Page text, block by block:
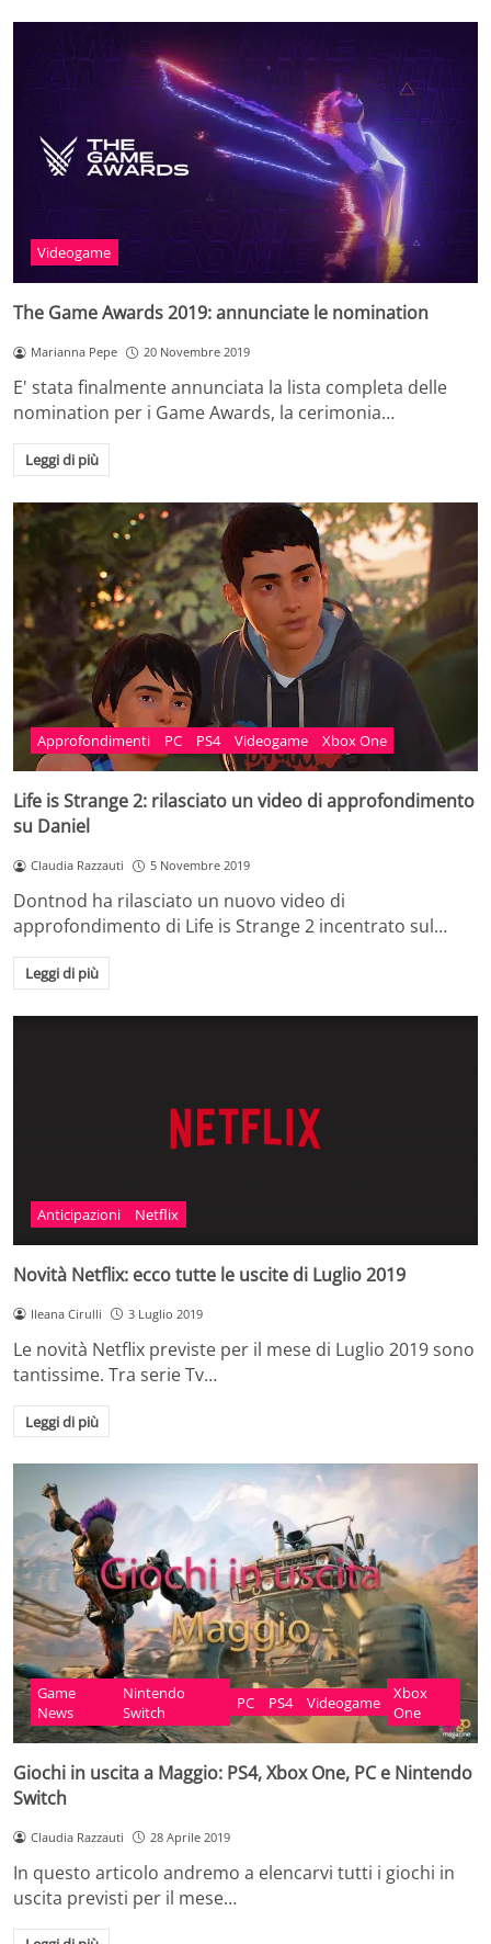
Videogame
The Game Awards 2019: annunciate le nomination
Marianna Pepe 20 Novembre 2019
E' stata finalmente annunciata la lista completa delle
nomination per i Game Awards, la cerimonia…
Leggi di più
Approfondimenti PC PS4 Videogame Xbox One
Life is Strange 2: rilasciato un video di approfondimento
su Daniel
Claudia Razzauti 5 Novembre 2019
Dontnod ha rilasciato un nuovo video di
approfondimento di Life is Strange 2 incentrato sul…
Leggi di più
Anticipazioni Netflix
Novità Netflix: ecco tutte le uscite di Luglio 2019
Ileana Cirulli 3 Luglio 2019
Le novità Netflix previste per il mese di Luglio 2019 sono
tantissime. Tra serie Tv…
Leggi di più
Game
News
Nintendo
Switch
PC PS4 Videogame
Xbox
One
Giochi in uscita a Maggio: PS4, Xbox One, PC e Nintendo
Switch
Claudia Razzauti 28 Aprile 2019
In questo articolo andremo a elencarvi tutti i giochi in
uscita previsti per il mese…